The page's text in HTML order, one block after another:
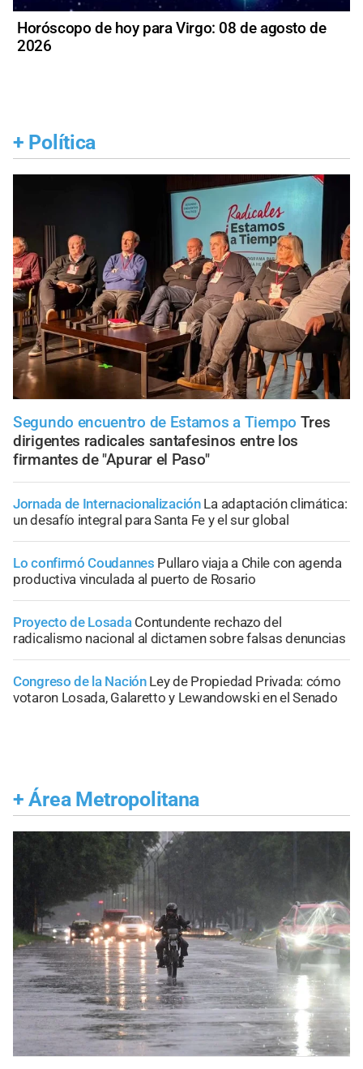
Horóscopo de hoy para Virgo: 08 de agosto de
2026
+ Política
Segundo encuentro de Estamos a Tiempo Tres
dirigentes radicales santafesinos entre los
firmantes de "Apurar el Paso"
Jornada de Internacionalización La adaptación climática:
un desafío integral para Santa Fe y el sur global
Lo confirmó Coudannes Pullaro viaja a Chile con agenda
productiva vinculada al puerto de Rosario
Proyecto de Losada Contundente rechazo del
radicalismo nacional al dictamen sobre falsas denuncias
Congreso de la Nación Ley de Propiedad Privada: cómo
votaron Losada, Galaretto y Lewandowski en el Senado
+ Área Metropolitana